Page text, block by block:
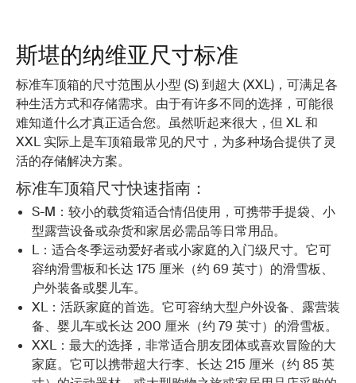
斯堪的纳维亚尺寸标准
标准车顶箱的尺寸范围从小型 (S) 到超大 (XXL)，可满足各
种生活方式和存储需求。由于有许多不同的选择，可能很
难知道什么才真正适合您。虽然听起来很大，但 XL 和
XXL 实际上是车顶箱最常见的尺寸，为多种场合提供了灵
活的存储解决方案。
标准车顶箱尺寸快速指南：
S-M：较小的载货箱适合情侣使用，可携带手提袋、小
型露营设备或杂货和家居必需品等日常用品。
L：适合冬季运动爱好者或小家庭的入门级尺寸。它可
容纳滑雪板和长达 175 厘米（约 69 英寸）的滑雪板、
户外装备或婴儿车。
XL：活跃家庭的首选。它可容纳大型户外设备、露营装
备、婴儿车或长达 200 厘米（约 79 英寸）的滑雪板。
XXL：最大的选择，非常适合朋友团体或喜欢冒险的大
家庭。它可以携带超大行李、长达 215 厘米（约 85 英